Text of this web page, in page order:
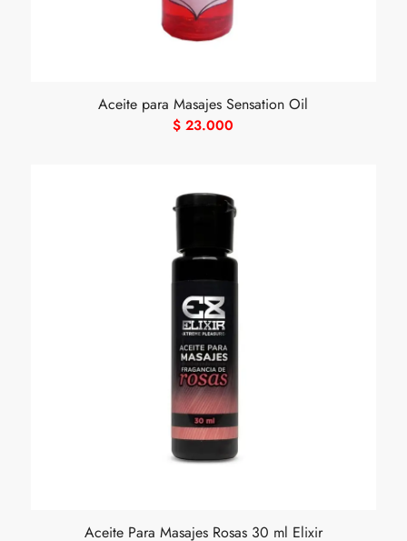
Aceite para Masajes Sensation Oil
$ 23.000
Aceite Para Masajes Rosas 30 ml Elixir